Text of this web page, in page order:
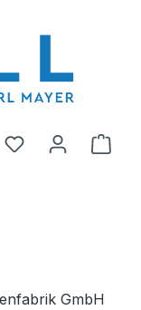
0 istek listesi
GmbH